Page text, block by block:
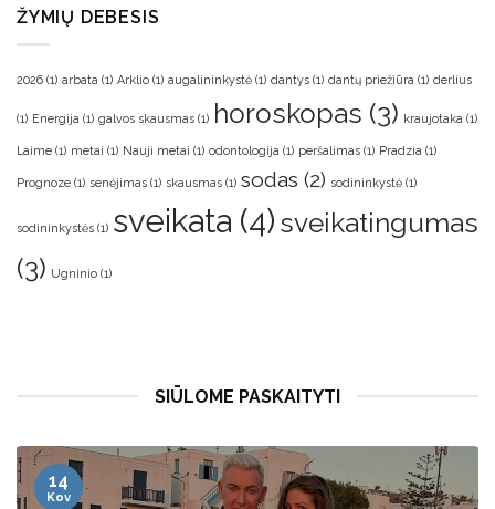
ŽYMIŲ DEBESIS
2026 (1) arbata (1) Arklio (1) augalininkystė (1) dantys (1) dantų priežiūra (1) derlius
(1) Energija (1) galvos skausmas (1) horoskopas (3) kraujotaka (1)
Laime (1) metai (1) Nauji metai (1) odontologija (1) peršalimas (1) Pradzia (1)
Prognoze (1) senėjimas (1) skausmas (1) sodas (2) sodininkystė (1)
sodininkystės (1) sveikata (4) sveikatingumas
(3) Ugninio (1)
SIŪLOME PASKAITYTI
12
Vas